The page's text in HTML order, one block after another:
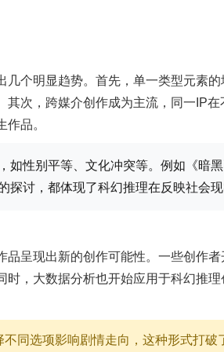
个明显趋势。首先，单一类型元素
次，跨媒介创作成为主流，同一IP
品。
如性别平等、文化冲突等。例如《暗
讨，都体现了科幻推理在反映社会现
呈现出新的创作可能性。一些创作
，大数据分析也开始应用于科幻推
同选项影响剧情走向，这种形式打破